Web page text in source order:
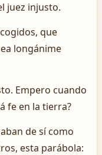
juez injusto.
que
longánime
Empero cuando
fe en la tierra?
de sí como
esta parábola: